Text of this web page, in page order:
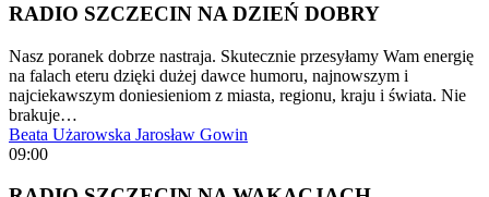
RADIO SZCZECIN NA DZIEŃ DOBRY
Nasz poranek dobrze nastraja. Skutecznie przesyłamy Wam energię
na falach eteru dzięki dużej dawce humoru, najnowszym i
najciekawszym doniesieniom z miasta, regionu, kraju i świata. Nie
brakuje…
Beata Użarowska Jarosław Gowin
09:00